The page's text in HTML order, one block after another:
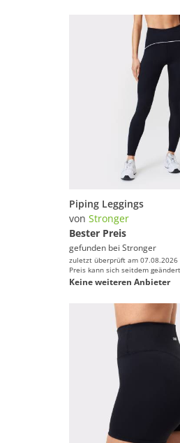
Piping Leggings
von Stronger
Bester Preis
gefunden bei Stronger
zuletzt überprüft am 07.08.2026
Preis kann sich seitdem
Keine weiteren Anbieter